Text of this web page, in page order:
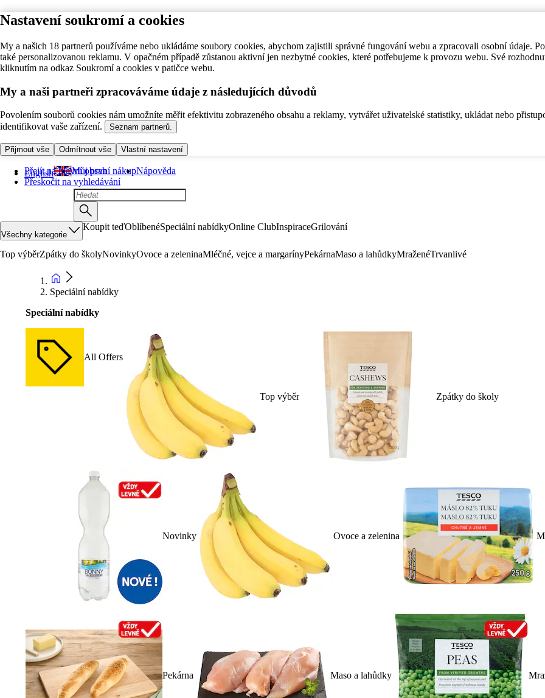
Nastavení soukromí a cookies
My a našich 18 partnerů používáme nebo ukládáme soubory cookies, abychom zajistili správné fungování webu a zpracovali osobní údaje.
také personalizovanou reklamu. V opačném případě zůstanou aktivní jen nezbytné cookies, které potřebujeme k provozu webu. Své
kliknutím na odkaz Soukromí a cookies v patičce webu.
My a naši partneři zpracováváme údaje z následujících důvodů
Povolením souborů cookies nám umožníte měřit efektivitu zobrazeného obsahu a reklamy, vytvářet uživatelské statistiky, ukládat nebo
identifikovat vaše zařízení.
Seznam partnerů.
Přijmout vše Odmítnout vše Vlastní nastavení
Přejít na hlavní obsah
Přeskočit na vyhledávání
English Můj první nákupNápověda
Všechny kategorie
Koupit teďOblíbenéSpeciální nabídkyOnline ClubInspiraceGrilování
Top výběrZpátky do školyNovinkyOvoce a zeleninaMléčné, vejce a margarínyPekárnaMaso a lahůdkyMraženéTrvanlivé
Speciální nabídky
Speciální nabídky
All Offers
Top výběr Zpátky do školy
Novinky Ovoce a zelenina
Pekárna Maso a lahůdky